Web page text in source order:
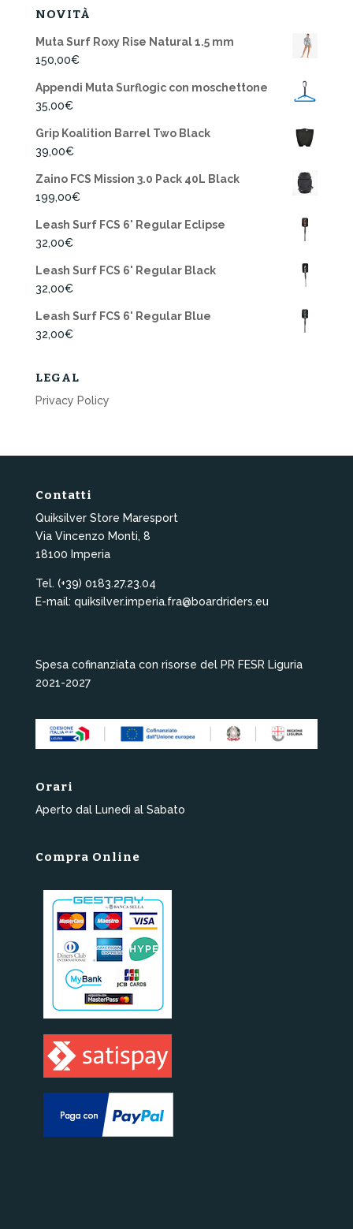
NOVITÀ
Muta Surf Roxy Rise Natural 1.5 mm
150,00€
Appendi Muta Surflogic con moschettone
35,00€
Grip Koalition Barrel Two Black
39,00€
Zaino FCS Mission 3.0 Pack 40L Black
199,00€
Leash Surf FCS 6' Regular Eclipse
32,00€
Leash Surf FCS 6' Regular Black
32,00€
Leash Surf FCS 6' Regular Blue
32,00€
LEGAL
Privacy Policy
Contatti
Quiksilver Store Maresport
Via Vincenzo Monti, 8
18100 Imperia
Tel. (+39) 0183.27.23.04
E-mail: quiksilver.imperia.fra@boardriders.eu
Spesa cofinanziata con risorse del PR FESR Liguria
2021-2027
Orari
Aperto dal Lunedì al Sabato
Compra Online